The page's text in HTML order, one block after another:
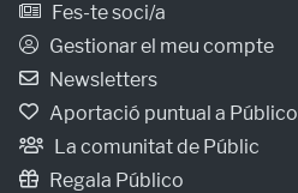
Fes-te soci/a
Gestionar el meu compte
Newsletters
Aportació puntual a Público
La comunitat de Públic
Regala Público